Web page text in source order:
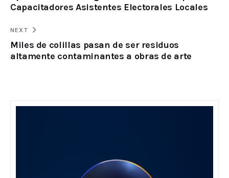
Capacitadores Asistentes Electorales Locales
NEXT
Miles de colillas pasan de ser residuos
altamente contaminantes a obras de arte